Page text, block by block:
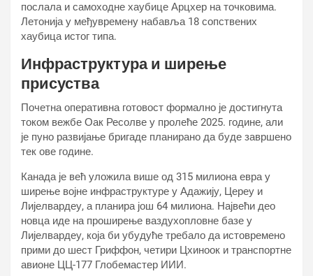
послала и самоходне хаубице Арцхер на точковима.
Летонија у међувремену набавља 18 сопствених
хаубица истог типа.
Инфраструктура и ширење
присуства
Почетна оперативна готовост формално је достигнута
током вежбе Оак Ресолве у пролеће 2025. године, али
је пуно развијање бригаде планирано да буде завршено
тек ове године.
Канада је већ уложила више од 315 милиона евра у
ширење војне инфраструктуре у Адажију, Цереу и
Лијелвардеу, а планира још 64 милиона. Највећи део
новца иде на проширење ваздухопловне базе у
Лијелвардеу, која би убудуће требало да истовремено
прими до шест Гриффон, четири Цхиноок и транспортне
авионе ЦЦ-177 Глобемастер ИИИ.